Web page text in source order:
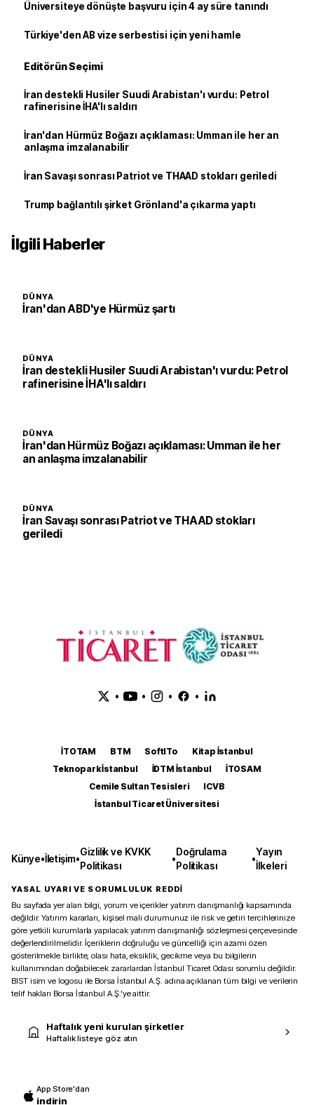
Üniversiteye dönüşte başvuru için 4 ay süre tanındı
Türkiye'den AB vize serbestisi için yeni hamle
Editörün Seçimi
İran destekli Husiler Suudi Arabistan'ı vurdu: Petrol
rafinerisine İHA'lı saldırı
İran'dan Hürmüz Boğazı açıklaması: Umman ile her an
anlaşma imzalanabilir
İran Savaşı sonrası Patriot ve THAAD stokları geriledi
Trump bağlantılı şirket Grönland'a çıkarma yaptı
İlgili Haberler
DÜNYA
İran'dan ABD'ye Hürmüz şartı
DÜNYA
İran destekli Husiler Suudi Arabistan'ı vurdu: Petrol
rafinerisine İHA'lı saldırı
DÜNYA
İran'dan Hürmüz Boğazı açıklaması: Umman ile her
an anlaşma imzalanabilir
DÜNYA
İran Savaşı sonrası Patriot ve THAAD stokları
geriledi
• • • •
İTOTAM BTM SoftITo
Kitap İstanbul
Teknopark İstanbul
İDTM İstanbul
İTOSAM
Cemile Sultan Tesisleri
ICVB
İstanbul Ticaret Üniversitesi
Künye•İletişim•
Gizlilik ve KVKK
Politikası
•
Doğrulama
Politikası
•
Yayın
İlkeleri
YASAL UYARI VE SORUMLULUK REDDİ
Bu sayfada yer alan bilgi, yorum ve içerikler yatırım danışmanlığı kapsamında
değildir. Yatırım kararları, kişisel mali durumunuz ile risk ve getiri tercihlerinize
göre yetkili kurumlarla yapılacak yatırım danışmanlığı sözleşmesi çerçevesinde
değerlendirilmelidir. İçeriklerin doğruluğu ve güncelliği için azami özen
gösterilmekle birlikte, olası hata, eksiklik, gecikme veya bu bilgilerin
kullanımından doğabilecek zararlardan İstanbul Ticaret Odası sorumlu değildir.
BIST isim ve logosu ile Borsa İstanbul A.Ş. adına açıklanan tüm bilgi ve verilerin
telif hakları Borsa İstanbul A.Ş.’ye aittir.
Haftalık yeni kurulan şirketler
Haftalık listeye göz atın
App Store'dan
indirin